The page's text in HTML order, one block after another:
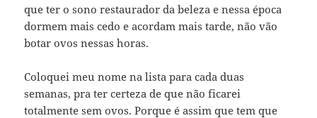
que ter o sono restaurador da beleza e nessa época
dormem mais cedo e acordam mais tarde, não vão
botar ovos nessas horas.
Coloquei meu nome na lista para cada duas
semanas, pra ter certeza de que não ficarei
totalmente sem ovos. Porque é assim que tem que